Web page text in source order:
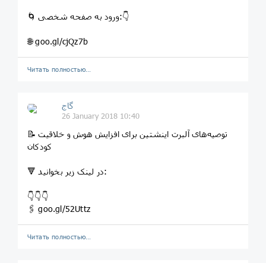
🌀 ورود به صفحه شخصی:👇
🌐 goo.gl/cjQz7b
Читать полностью…
گاج
26 January 2018 10:40
📝 توصیه‌های آلبرت اینشتین برای افزایش هوش و خلاقیت
کودکان
🔻 در لینک زیر بخوانید:
👇👇👇
🖇 goo.gl/52Uttz
Читать полностью…